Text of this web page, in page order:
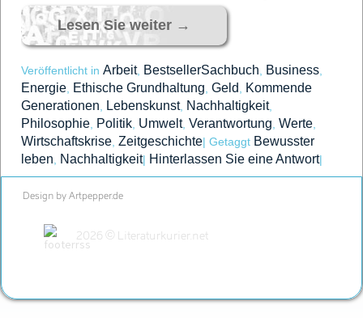
Lesen Sie weiter →
Veröffentlicht in Arbeit, BestsellerSachbuch Business
Energie Ethische Grundhaltung Geld
Kommende
Generationen
Lebenskunst, Nachhaltigkeit,
Philosophie Politik Umwelt, Verantwortung Werte
Wirtschaftskrise Zeitgeschichte| Getaggt Bewusster
leben
Nachhaltigkeit| Hinterlassen Sie eine Antwort|
2026 © Literaturkurier.net
Design by Artpepper.de